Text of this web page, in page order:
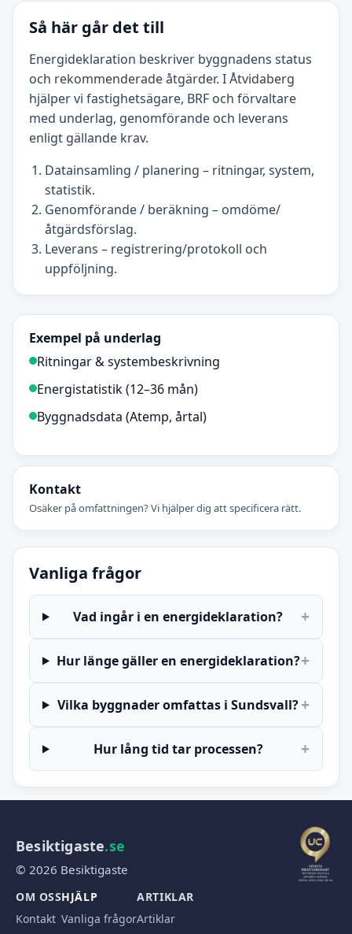
Så här går det till
Energideklaration beskriver byggnadens status
och rekommenderade åtgärder. I Åtvidaberg
hjälper vi fastighetsägare, BRF och förvaltare
med underlag, genomförande och leverans
enligt gällande krav.
Datainsamling / planering – ritningar, system,
statistik.
Genomförande / beräkning – omdöme/
åtgärdsförslag.
Leverans – registrering/protokoll och
uppföljning.
Exempel på underlag
Ritningar & systembeskrivning
Energistatistik (12–36 mån)
Byggnadsdata (Atemp, årtal)
Kontakt
Osäker på omfattningen? Vi hjälper dig att specificera rätt.
Vanliga frågor
Vad ingår i en energideklaration? +
Hur länge gäller en energideklaration?+
Vilka byggnader omfattas i Sundsvall?+
Hur lång tid tar processen? +
Besiktigaste.se
© 2026 Besiktigaste
OM OSS
Kontakt
HJÄLP
Vanliga frågor
ARTIKLAR
Artiklar